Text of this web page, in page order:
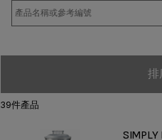
排
39件產品